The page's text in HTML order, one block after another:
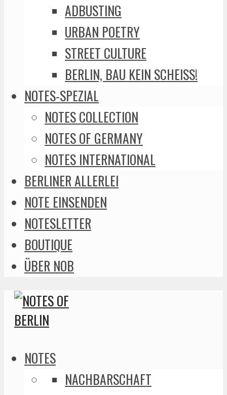
ADBUSTING
URBAN POETRY
STREET CULTURE
BERLIN, BAU KEIN SCHEISS!
NOTES-SPEZIAL
NOTES COLLECTION
NOTES OF GERMANY
NOTES INTERNATIONAL
BERLINER ALLERLEI
NOTE EINSENDEN
NOTESLETTER
BOUTIQUE
ÜBER NOB
NOTES
NACHBARSCHAFT